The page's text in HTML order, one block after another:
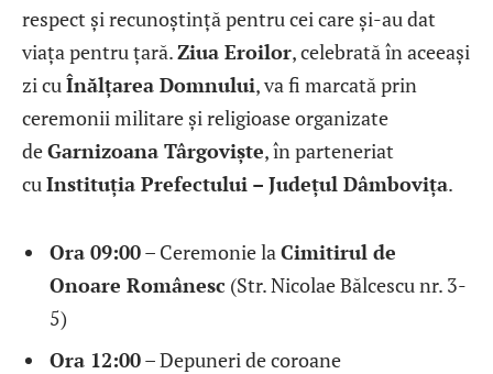
respect și recunoștință pentru cei care și-au dat
viața pentru țară.Ziua Eroilor, celebrată în aceeași
zi cu Înălțarea Domnului, va fi marcată prin
ceremonii militare și religioase organizate
deGarnizoana Târgoviște, în parteneriat
cu Instituția Prefectului – Județul Dâmbovița.
Ora 09:00– Ceremonie laCimitirul de
Onoare Românesc (Str. Nicolae Bălcescu nr. 3-
5)
Ora 12:00– Depuneri de coroane